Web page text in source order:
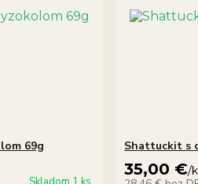
69g Shattuckit s
35,00 €/